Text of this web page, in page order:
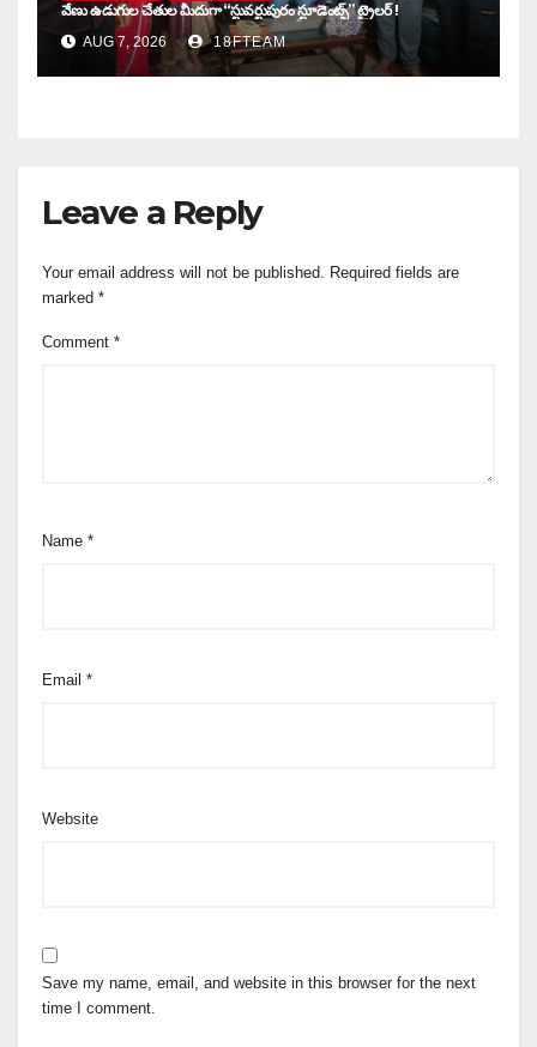
వేణు ఉడుగుల చేతుల మీదుగా “స్టువర్టుపురం స్టూడెంట్స్” ట్రైలర్ !
AUG 7, 2026 18FTEAM
Leave a Reply
Your email address will not be published. Required fields are
marked *
Comment *
Name *
Email *
Website
Save my name, email, and website in this browser for the next
time I comment.